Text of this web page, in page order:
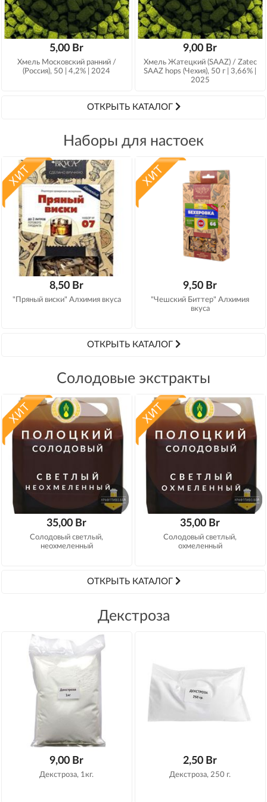
5,00 Br
Хмель Московский ранний /
(Россия), 50 | 4,2% | 2024
9,00 Br
Хмель Жатецкий (SAAZ) / Zatec
SAAZ hops (Чехия), 50 г | 3,66% |
2025
ОТКРЫТЬ КАТАЛОГ
Наборы для настоек
8,50 Br
"Пряный виски" Алхимия вкуса
9,50 Br
"Чешский Биттер" Алхимия
вкуса
ОТКРЫТЬ КАТАЛОГ
Солодовые экстракты
35,00 Br
Солодовый светлый,
неохмеленный
35,00 Br
Солодовый светлый,
охмеленный
ОТКРЫТЬ КАТАЛОГ
Декстроза
9,00 Br
Декстроза, 1кг.
2,50 Br
Декстроза, 250 г.